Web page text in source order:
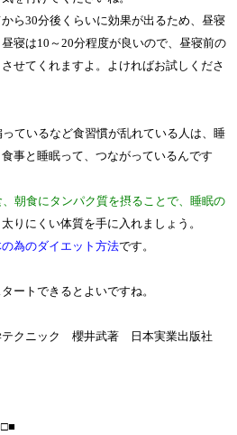
ら30分後くらいに効果が出るため、昼寝
寝は10～20分程度が良いので、昼寝前の
せてくれますよ。よければお試しくださ
ているなど食習慣が乱れている人は、睡
事と睡眠って、つながっているんです
朝食にタンパク質を摂ることで、睡眠の
りにくい体質を手に入れましょう。
為のダイエット方法です。
ートできるとよいですね。
テクニック 櫻井武著 日本実業出版社